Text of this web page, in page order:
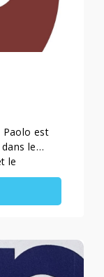
Paolo est
le
le
surfaces
Lucques,
elle